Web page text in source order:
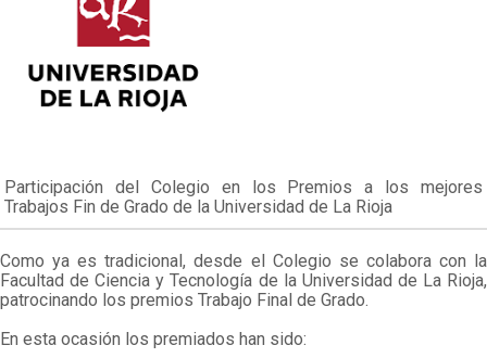
Participación del Colegio en los Premios a los mejores
Trabajos Fin de Grado de la Universidad de La Rioja
Como ya es tradicional, desde el Colegio se colabora con la
Facultad de Ciencia y Tecnología de la Universidad de La Rioja,
patrocinando los premios Trabajo Final de Grado.
En esta ocasión los premiados han sido: